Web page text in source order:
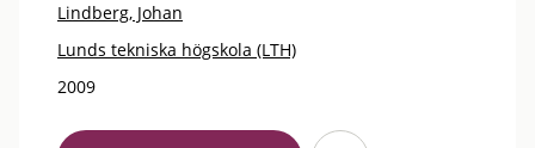
Lindberg, Johan
Lunds tekniska högskola (LTH)
2009